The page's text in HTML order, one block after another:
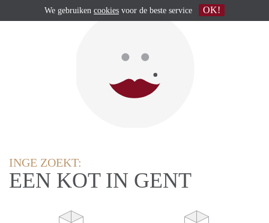
INGE ZOEKT:
EEN KOT IN GENT
We gebruiken cookies voor de beste service OK!